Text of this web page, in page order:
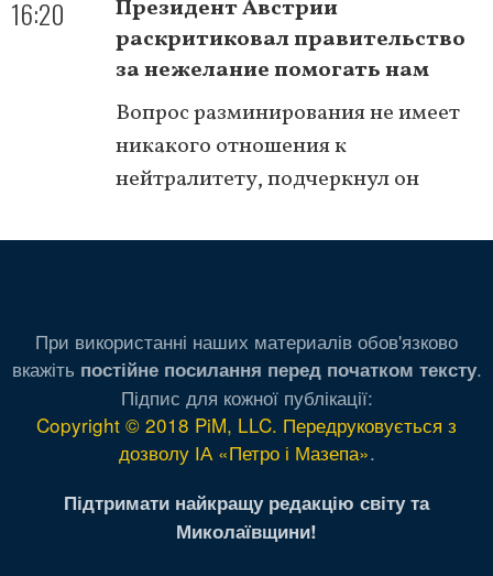
16:20
Президент Австрии
раскритиковал правительство
за нежелание помогать нам
Вопрос разминирования не имеет
никакого отношения к
нейтралитету, подчеркнул он
При використанні наших материалів обов'язково
вкажіть постійне посилання перед початком тексту.
Підпис для кожної публікації:
Copyright © 2018 PiM, LLC. Передруковується з
дозволу ІА «Петро і Мазепа».
Підтримати найкращу редакцію світу та
Миколаївщини!